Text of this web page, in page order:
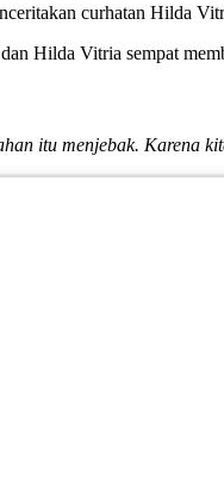
curhatan Hilda
Hilda Vitria sempat
itu menjebak. Karena